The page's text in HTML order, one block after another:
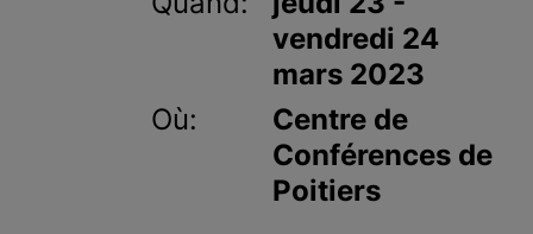
vendredi 24
mars 2023
Où:
Centre de
Conférences de
Poitiers